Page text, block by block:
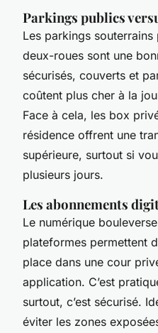
Parkings publics
Les parkings
deux-roues sont une
sécurisés, couverts et
coûtent plus cher à la
Face à cela, les box
résidence offrent une
supérieure, surtout si
plusieurs jours.
Les abonnements
Le numérique
plateformes permettent
place dans une cour
application. C’est
surtout, c’est sécurisé.
éviter les zones